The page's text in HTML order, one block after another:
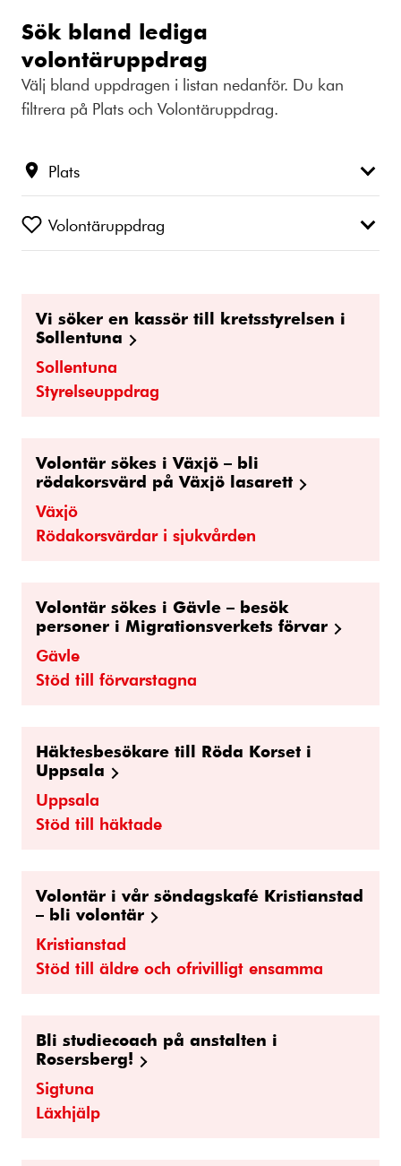
Sök bland lediga
volontäruppdrag
Välj bland uppdragen i listan nedanför. Du kan
filtrera på Plats och Volontäruppdrag.
Plats
Volontäruppdrag
Vi söker en kassör till kretsstyrelsen i
Sollentuna
Sollentuna
Styrelseuppdrag
Volontär sökes i Växjö – bli
rödakorsvärd på Växjö lasarett
Växjö
Rödakorsvärdar i sjukvården
Volontär sökes i Gävle – besök
personer i Migrationsverkets förvar
Gävle
Stöd till förvarstagna
Häktesbesökare till Röda Korset i
Uppsala
Uppsala
Stöd till häktade
Volontär i vår söndagskafé Kristianstad
– bli volontär
Kristianstad
Stöd till äldre och ofrivilligt ensamma
Bli studiecoach på anstalten i
Rosersberg!
Sigtuna
Läxhjälp